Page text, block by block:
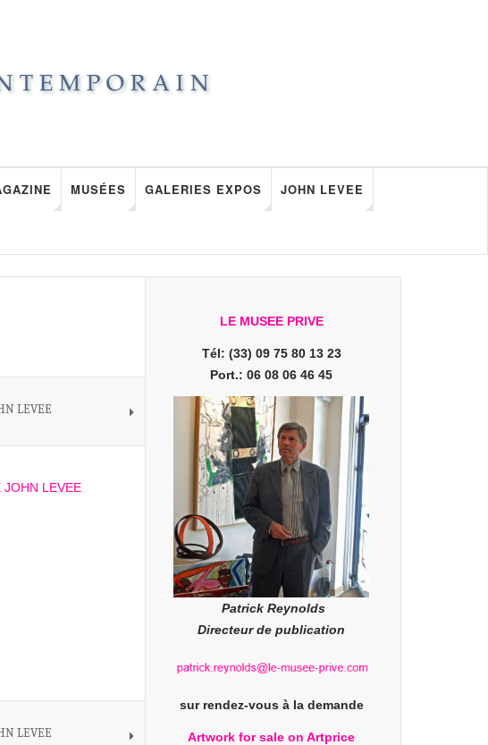
MUSÉES GALERIES EXPOS JOHN LEVEE
LEVEE
LEVEE
LE MUSEE PRIVE
Tél: (33) 09 75 80 13 23
Port.: 06 08 06 46 45
Patrick Reynolds
Directeur de publication
sur rendez-vous à la demande
Artwork for sale on Artprice